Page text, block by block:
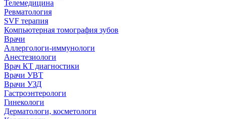
Телемедицина
Ревматология
SVF терапия
Компьютерная томография зубов
Врачи
Аллергологи-иммунологи
Анестезиологи
Врач КТ диагностики
Врачи УВТ
Врачи УЗД
Гастроэнтерологи
Гинекологи
Дерматологи, косметологи